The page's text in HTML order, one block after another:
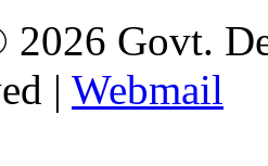
Govt.
| Webmail